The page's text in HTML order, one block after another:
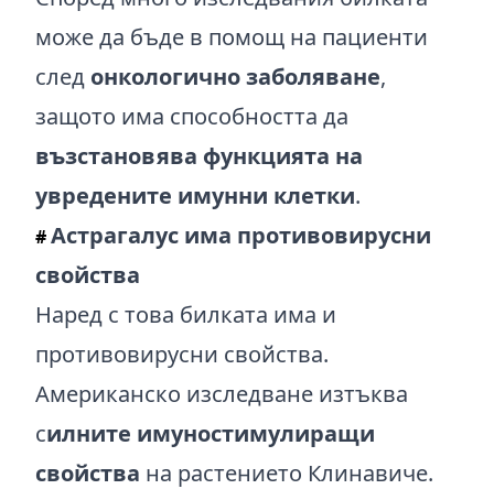
може да бъде в помощ на пациенти
след онкологично заболяване,
защото има способността да
възстановява функцията на
увредените имунни клетки.
#Астрагалус има противовирусни
свойства
Наред с това билката има и
противовирусни свойства.
Американско изследване изтъква
силните имуностимулиращи
свойства на растението Клинавиче.